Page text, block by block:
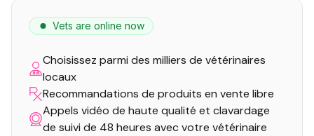
Vets are online now
Choisissez parmi des milliers de vétérinaires
locaux
Recommandations de produits en vente libre
Appels vidéo de haute qualité et clavardage
de suivi de 48 heures avec votre vétérinaire